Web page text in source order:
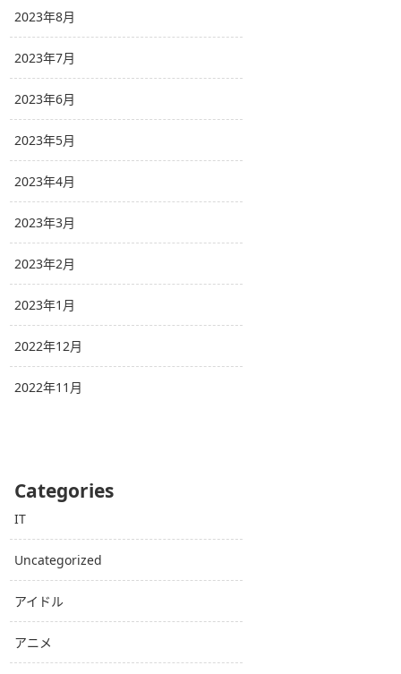
2023年8月
2023年7月
2023年6月
2023年5月
2023年4月
2023年3月
2023年2月
2023年1月
2022年12月
2022年11月
Categories
IT
Uncategorized
アイドル
アニメ